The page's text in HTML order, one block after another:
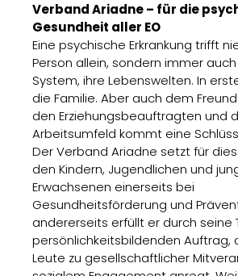
Verband Ariadne – für die
Gesundheit aller EO
Eine psychische Erkrankung trifft
Person allein, sondern immer
System, ihre Lebenswelten. In
die Familie. Aber auch dem
den Erziehungsbeauftragten und
Arbeitsumfeld kommt eine
Der Verband Ariadne setzt für
den Kindern, Jugendlichen und
Erwachsenen einerseits bei
Gesundheitsförderung und
andererseits erfüllt er durch seine
persönlichkeitsbildenden Auftrag,
Leute zu gesellschaftlicher